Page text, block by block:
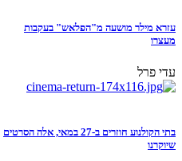
עזרא מילר מושעה מ"הפלאש" בעקבות
מעצרו
עדי פרל
בתי הקולנוע חוזרים ב-27 במאי, אלה הסרטים
שיוקרנו